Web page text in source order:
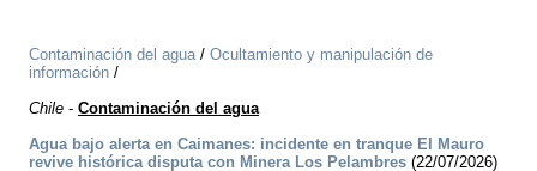
Contaminación del agua/ Ocultamiento y manipulación de
información /
Chile - Contaminación del agua
Agua bajo alerta en Caimanes: incidente en tranque El Mauro
revive histórica disputa con Minera Los Pelambres (22/07/2026)